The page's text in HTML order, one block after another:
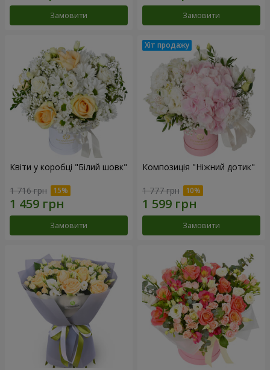
Замовити Замовити
Квіти у коробці "Білий шовк"
1 716 грн
Замовити
Композиція "Ніжний дотик"
1 777 грн
Замовити